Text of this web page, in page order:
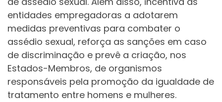
entidades empregadoras a adotarem
medidas preventivas para combater o
assédio sexual, reforça as sanções em caso
de discriminação e prevê a criação, nos
Estados-Membros, de organismos
responsáveis pela promoção da igualdade de
tratamento entre homens e mulheres.